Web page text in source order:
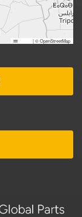
|© OpenStreetMap